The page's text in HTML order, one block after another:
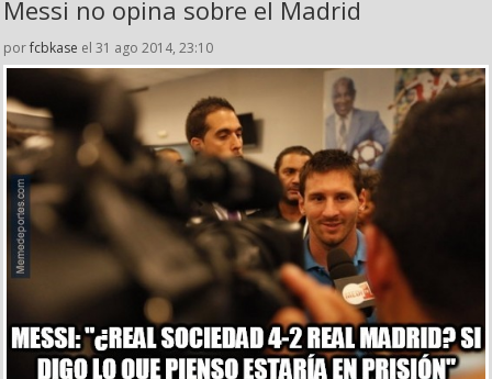
Messi no opina sobre el Madrid
porfcbkase el 31 ago 2014, 23:10